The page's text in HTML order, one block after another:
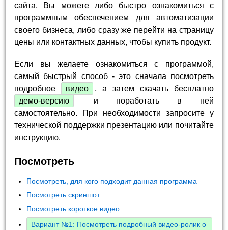
сайта, Вы можете либо быстро ознакомиться с
программным обеспечением для автоматизации
своего бизнеса, либо сразу же перейти на страницу
цены или контактных данных, чтобы купить продукт.
Если вы желаете ознакомиться с программой,
самый быстрый способ - это сначала посмотреть
подробное
видео
, а затем скачать бесплатно
демо-версию
и поработать в ней
самостоятельно. При необходимости запросите у
технической поддержки презентацию или почитайте
инструкцию.
Посмотреть
Посмотреть, для кого подходит данная программа
Посмотреть скриншот
Посмотреть короткое видео
Вариант №1: Посмотреть подробный видео-ролик о